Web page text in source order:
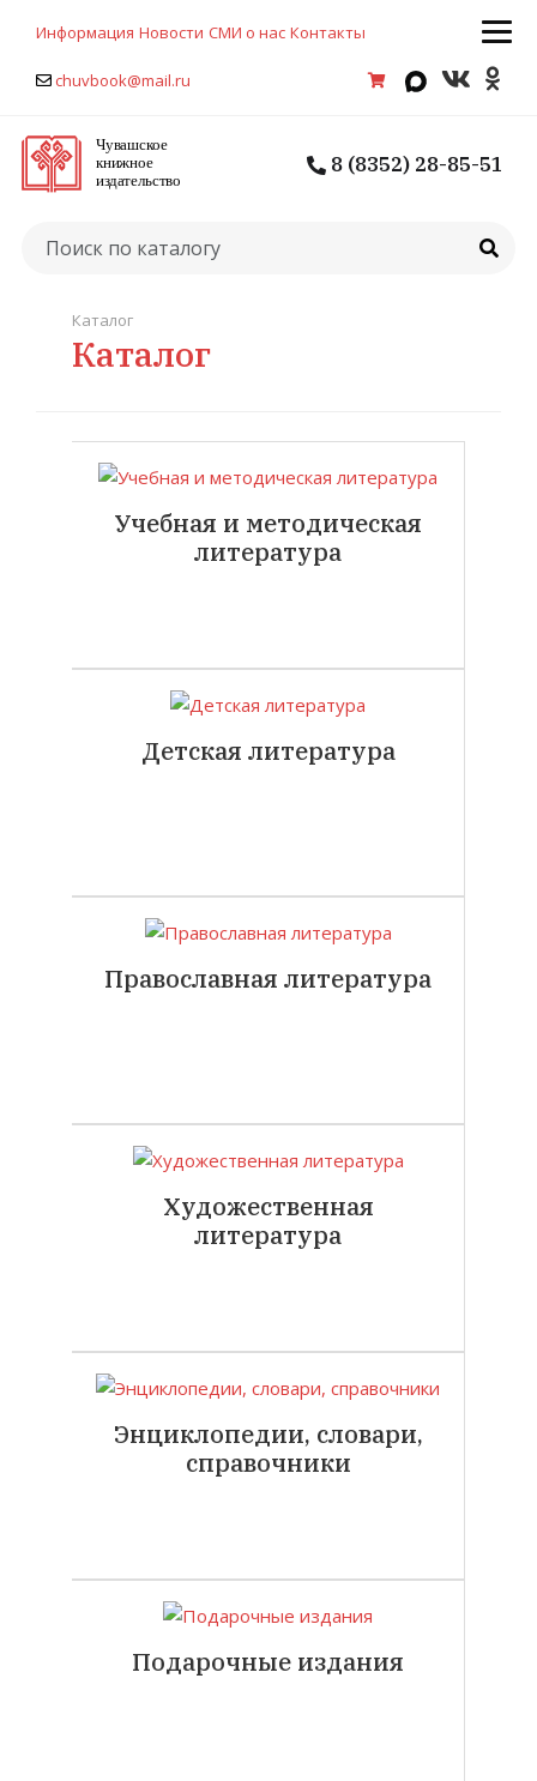
Информация Новости СМИ о нас Контакты
chuvbook@mail.ru
8 (8352) 28-85-51
Каталог
Каталог
Учебная и методическая
литература
Детская литература
Православная литература
Художественная
литература
Энциклопедии, словари,
справочники
Подарочные издания